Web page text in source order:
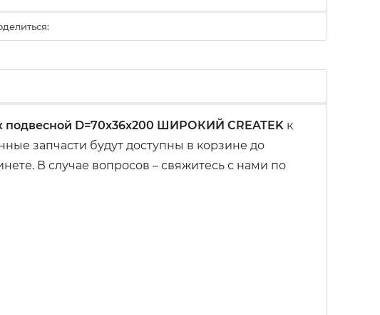
D=70x36x200 ШИРОКИЙ CREATEK к
запчасти будут доступны в корзине до
В случае вопросов – свяжитесь с нами по